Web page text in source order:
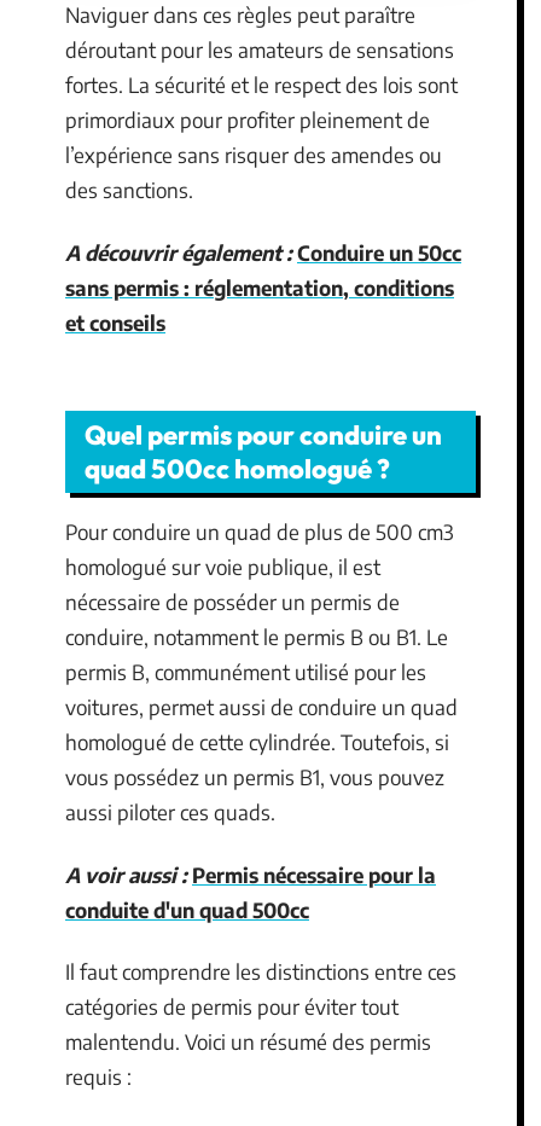
Naviguer dans ces règles peut paraître
déroutant pour les amateurs de sensations
fortes. La sécurité et le respect des lois sont
primordiaux pour profiter pleinement de
l’expérience sans risquer des amendes ou
des sanctions.
A découvrir également :Conduire un 50cc
sans permis : réglementation, conditions
et conseils
Quel permis pour conduire un
quad 500cc homologué ?
Pour conduire un quad de plus de 500 cm3
homologué sur voie publique, il est
nécessaire de posséder un permis de
conduire, notamment le permis B ou B1. Le
permis B, communément utilisé pour les
voitures, permet aussi de conduire un quad
homologué de cette cylindrée. Toutefois, si
vous possédez un permis B1, vous pouvez
aussi piloter ces quads.
A voir aussi : Permis nécessaire pour la
conduite d'un quad 500cc
Il faut comprendre les distinctions entre ces
catégories de permis pour éviter tout
malentendu. Voici un résumé des permis
requis :